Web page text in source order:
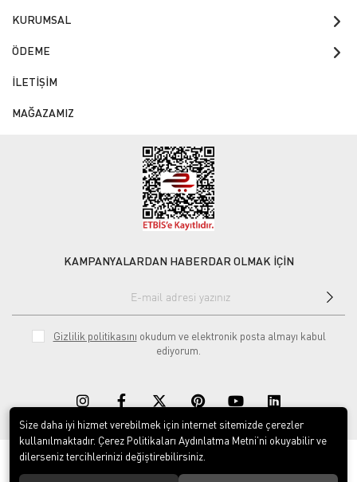
KURUMSAL
ÖDEME
İLETİŞİM
MAĞAZAMIZ
KAMPANYALARDAN HABERDAR OLMAK İÇİN
Gizlilik politikasını okudum ve elektronik posta almayı kabul
ediyorum.
© 2020Rekor Müzik. Tüm hakları saklıdır.
Size daha iyi hizmet verebilmek için internet sitemizde çerezler
kullanılmaktadır. Çerez Politikaları Aydınlatma Metni’ni okuyabilir ve
dilerseniz tercihlerinizi değiştirebilirsiniz.